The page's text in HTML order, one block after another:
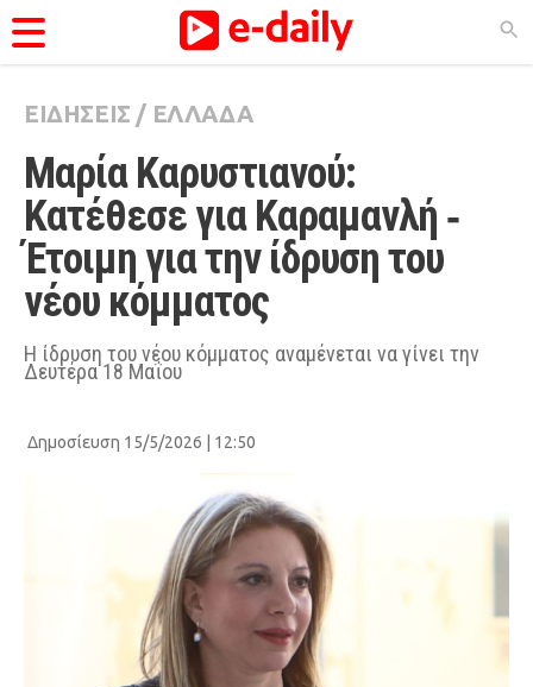
ΚΑΤΗΓΟΡΊΕΣ
Ειδήσεις
Θέματα
Videos
Podcasts
Viral
City Guide
ΕΙΔΗΣΕΙΣ / ΕΛΛΑΔΑ
Μαρία Καρυστιανού:
Κατέθεσε για Καραμανλή ‑
Έτοιμη για την ίδρυση του
νέου κόμματος
Η ίδρυση του νέου κόμματος αναμένεται να γίνει την
Δευτέρα 18 Μαΐου
Δημοσίευση 15/5/2026 | 12:50